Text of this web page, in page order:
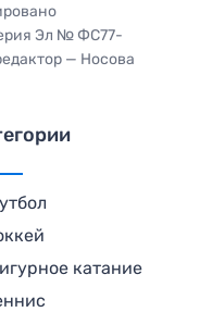
Эл № ФС77-
— Носова
катание